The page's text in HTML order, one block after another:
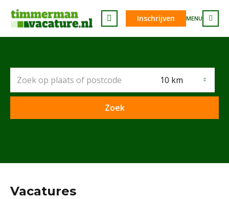
Inschrijven MENU
10 km
Vacatures